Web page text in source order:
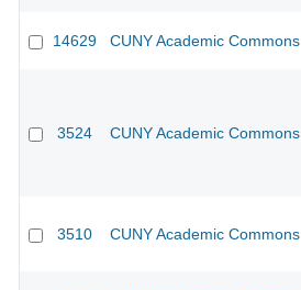
14629 CUNY Academic Commons
3524 CUNY Academic Commons
3510 CUNY Academic Commons